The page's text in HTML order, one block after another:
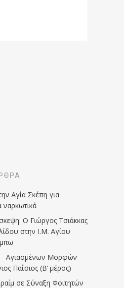
Αγία Σκέπη για
ναρκωτικά
Ο Γιώργος Τσιάκκας
στην Ι.Μ. Αγίου
– Αγιασμένων Μορφών
Παΐσιος (Β’ μέρος)
σε Σύναξη Φοιτητών